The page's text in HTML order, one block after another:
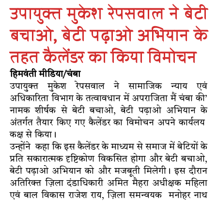
उपायुक्त मुकेश रेपसवाल ने बेटी
बचाओ, बेटी पढ़ाओ अभियान के
तहत कैलेंडर का किया विमोचन
हिमवंती मीडिया/चंबा
उपायुक्त मुकेश रेपसवाल ने सामाजिक न्याय एवं
अधिकारिता विभाग के तत्वावधान में अपराजिता मैं चंबा की’
नामक शीर्षक से बेटी बचाओ, बेटी पढ़ाओ अभियान के
अंतर्गत तैयार किए गए कैलेंडर का विमोचन अपने कार्यलय
कक्ष से किया।
उन्होंने कहा कि इस कैलेंडर के माध्यम से समाज में बेटियों के
प्रति सकारात्मक दृष्टिकोण विकसित होगा और बेटी बचाओ,
बेटी पढ़ाओ अभियान को और मजबूती मिलेगी। इस दौरान
अतिरिक्त ज़िला दंडाधिकारी अमित मैहरा अधीक्षक महिला
एवं बाल विकास राजेश राय, ज़िला समन्वयक मनोहर नाथ